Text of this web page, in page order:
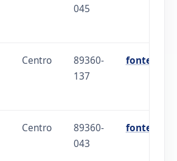
045
Centro
89360-
137
fonte
Centro
89360-
043
fonte